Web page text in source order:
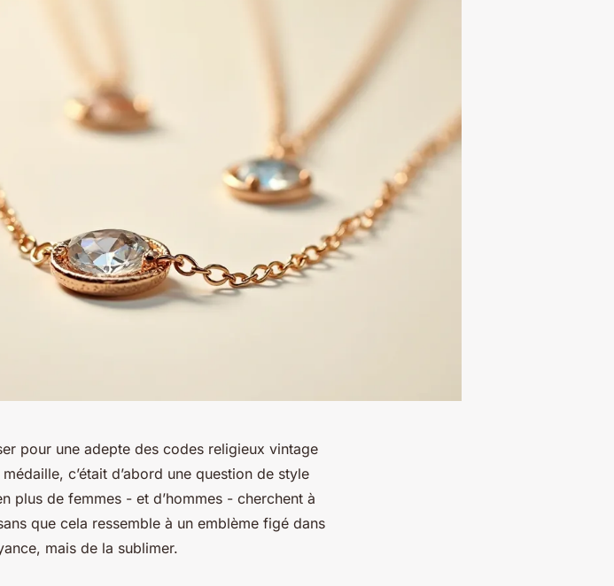
pour une adepte des codes religieux vintage
c’était d’abord une question de style
plus de femmes - et d’hommes - cherchent à
que cela ressemble à un emblème figé dans
mais de la sublimer.